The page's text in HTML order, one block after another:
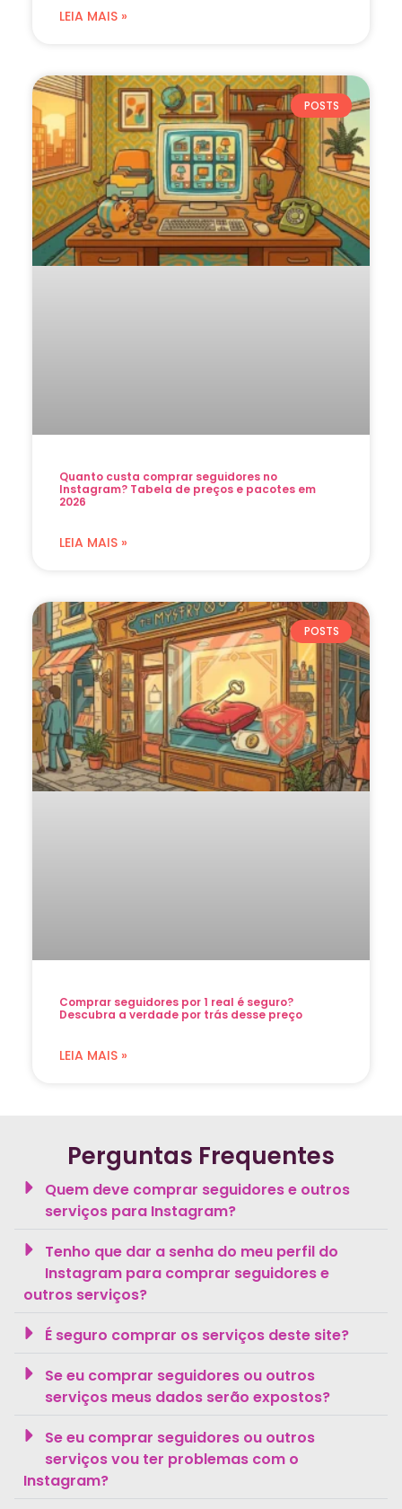
LEIA MAIS »
POSTS
Quanto custa comprar seguidores no
Instagram? Tabela de preços e pacotes em
2026
LEIA MAIS »
POSTS
Comprar seguidores por 1 real é seguro?
Descubra a verdade por trás desse preço
LEIA MAIS »
Perguntas Frequentes
Quem deve comprar seguidores e outros
serviços para Instagram?
Tenho que dar a senha do meu perfil do
Instagram para comprar seguidores e
outros serviços?
É seguro comprar os serviços deste site?
Se eu comprar seguidores ou outros
serviços meus dados serão expostos?
Se eu comprar seguidores ou outros
serviços vou ter problemas com o
Instagram?